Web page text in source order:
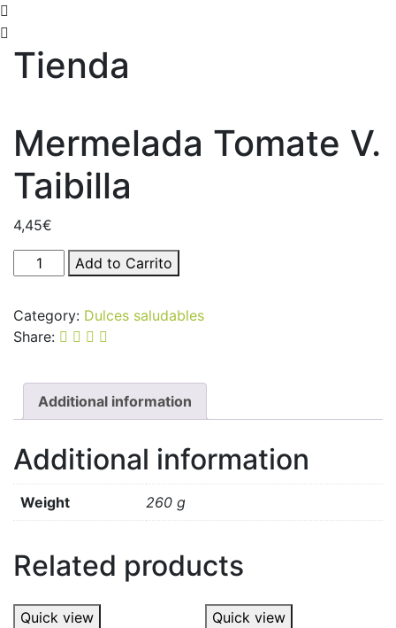
Tienda
Mermelada Tomate V.
Taibilla
4,45€
Add to Carrito
Category: Dulces saludables
Share:
Additional information
Additional information
Weight 260 g
Related products
Quick view Quick view